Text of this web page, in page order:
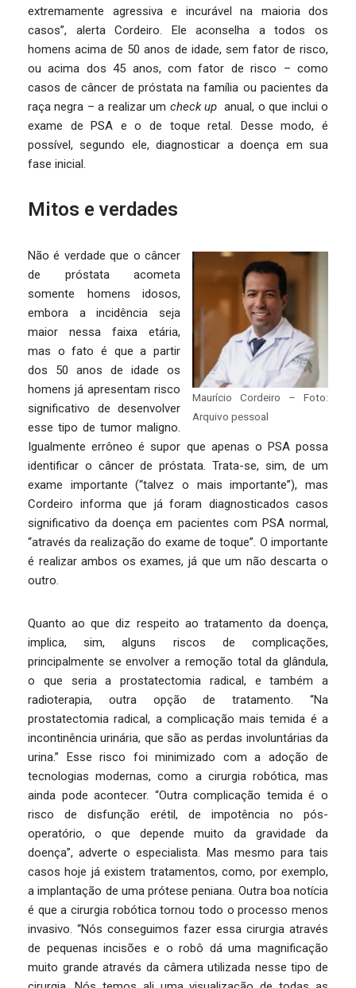
extremamente agressiva e incurável na maioria dos
casos”, alerta Cordeiro. Ele aconselha a todos os
homens acima de 50 anos de idade, sem fator de risco,
ou acima dos 45 anos, com fator de risco – como
casos de câncer de próstata na família ou pacientes da
raça negra – a realizar um check up anual, o que inclui o
exame de PSA e o de toque retal. Desse modo, é
possível, segundo ele, diagnosticar a doença em sua
fase inicial.
Mitos e verdades
Maurício Cordeiro – Foto:
Arquivo pessoal
Não é verdade que o câncer
de próstata acometa
somente homens idosos,
embora a incidência seja
maior nessa faixa etária,
mas o fato é que a partir
dos 50 anos de idade os
homens já apresentam risco
significativo de desenvolver
esse tipo de tumor maligno.
Igualmente errôneo é supor que apenas o PSA possa
identificar o câncer de próstata. Trata-se, sim, de um
exame importante (“talvez o mais importante”), mas
Cordeiro informa que já foram diagnosticados casos
significativo da doença em pacientes com PSA normal,
“através da realização do exame de toque”. O importante
é realizar ambos os exames, já que um não descarta o
outro.
Quanto ao que diz respeito ao tratamento da doença,
implica, sim, alguns riscos de complicações,
principalmente se envolver a remoção total da glândula,
o que seria a prostatectomia radical, e também a
radioterapia, outra opção de tratamento. “Na
prostatectomia radical, a complicação mais temida é a
incontinência urinária, que são as perdas involuntárias da
urina.” Esse risco foi minimizado com a adoção de
tecnologias modernas, como a cirurgia robótica, mas
ainda pode acontecer. “Outra complicação temida é o
risco de disfunção erétil, de impotência no pós-
operatório, o que depende muito da gravidade da
doença”, adverte o especialista. Mas mesmo para tais
casos hoje já existem tratamentos, como, por exemplo,
a implantação de uma prótese peniana. Outra boa notícia
é que a cirurgia robótica tornou todo o processo menos
invasivo. “Nós conseguimos fazer essa cirurgia através
de pequenas incisões e o robô dá uma magnificação
muito grande através da câmera utilizada nesse tipo de